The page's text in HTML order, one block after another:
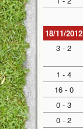
18/11/2012
3 - 2
1 - 4
16 - 0
0 - 3
0 - 2